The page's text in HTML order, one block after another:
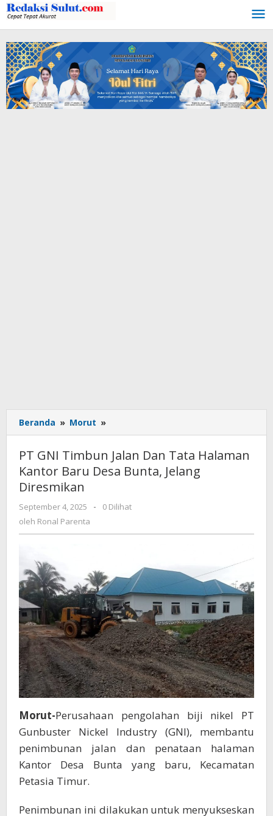
Lewati
ke
konten
Beranda » Morut »
GNI
Timbun
Jalan
Dan
Kantor
Desa
Diresmikan
PT GNI Timbun Jalan Dan Tata Halaman
Kantor Baru Desa Bunta, Jelang
Diresmikan
September 4, 2025
oleh
-
0 Dilihat
oleh Ronal Parenta
Morut-Perusahaan pengolahan biji nikel PT
Gunbuster Nickel Industry (GNI), membantu
penimbunan jalan dan penataan halaman
Kantor Desa Bunta yang baru, Kecamatan
Petasia Timur.
Penimbunan ini dilakukan untuk menyukseskan